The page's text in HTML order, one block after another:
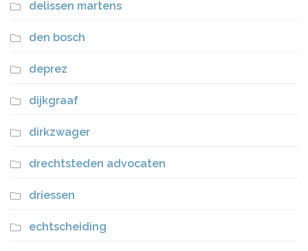
delissen martens
den bosch
deprez
dijkgraaf
dirkzwager
drechtsteden advocaten
driessen
echtscheiding